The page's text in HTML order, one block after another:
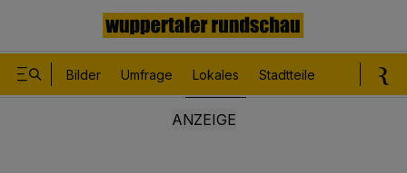
Bilder Umfrage Lokales Stadtteile